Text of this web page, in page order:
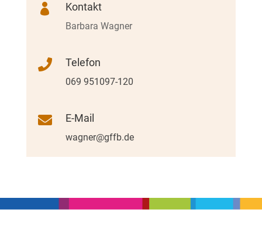
 Kontakt
Barbara Wagner
 Telefon
069 951097-120
 E-Mail
wagner@gffb.de